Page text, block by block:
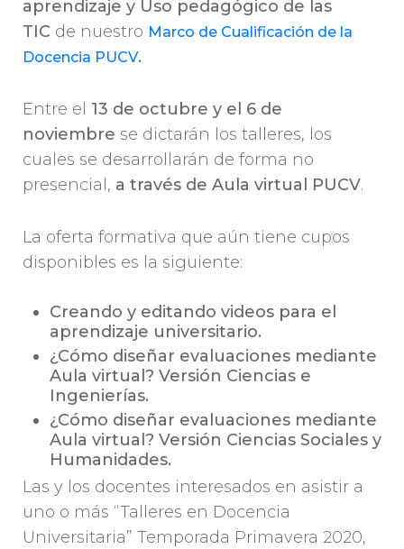
aprendizaje y Uso pedagógico de las
TIC de nuestro Marco de Cualificación de la
Docencia PUCV.
Entre el 13 de octubre y el 6 de
noviembre se dictarán los talleres, los
cuales se desarrollarán de forma no
presencial, a través de Aula virtual PUCV.
La oferta formativa que aún tiene cupos
disponibles es la siguiente:
Creando y editando videos para el
aprendizaje universitario.
¿Cómo diseñar evaluaciones mediante
Aula virtual? Versión Ciencias e
Ingenierías.
¿Cómo diseñar evaluaciones mediante
Aula virtual? Versión Ciencias Sociales y
Humanidades.
Las y los docentes interesados en asistir a
uno o más “Talleres en Docencia
Universitaria” Temporada Primavera 2020,